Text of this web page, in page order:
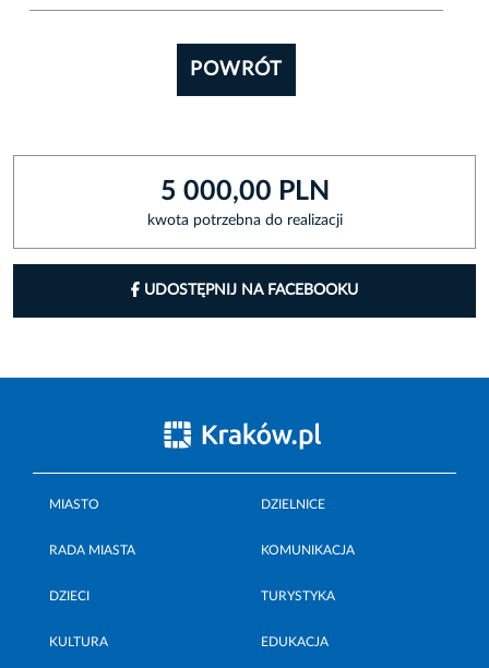
POWRÓT
5 000,00 PLN
kwota potrzebna do realizacji
UDOSTĘPNIJ NA FACEBOOKU
MIASTO DZIELNICE
RADA MIASTA KOMUNIKACJA
DZIECI TURYSTYKA
KULTURA EDUKACJA